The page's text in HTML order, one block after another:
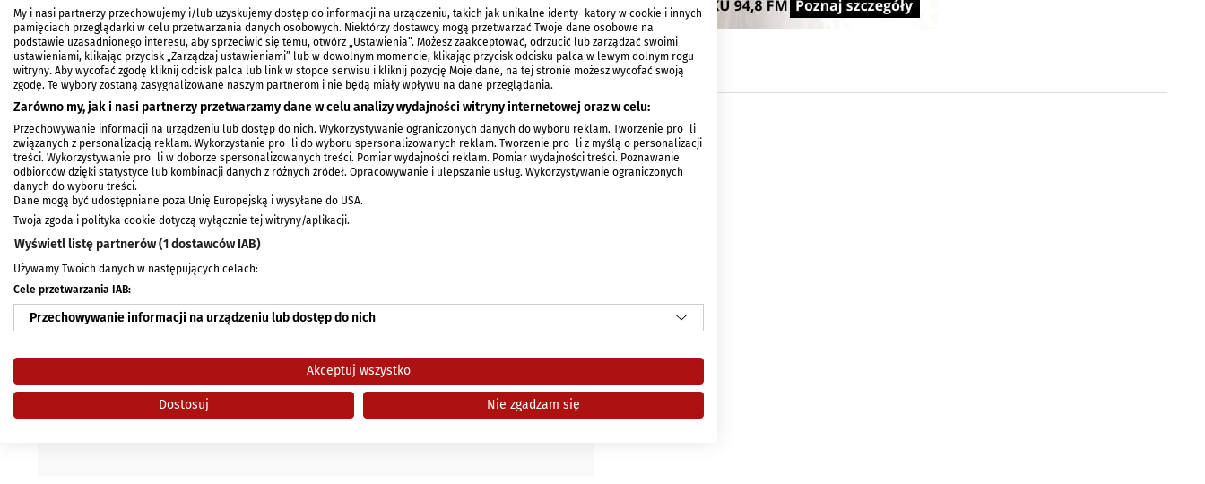
Strona główna Ogłoszenia
OGŁOSZENIA
Usuwanie ogłoszenia
Ogłoszenie może usunąć wyłącznie ogłoszeniodawca.
Aby usunąć ogłoszenie podaj ID ogłoszenia oraz dane do logowania.
ID Ogłoszenia
Nazwa użytkownika (login)
USUŃ Zresetuj hasło
My i nasi partnerzy przechowujemy i/lub uzyskujemy dostęp do informacji na urządzeniu, takich jak unikalne identyfikatory w cookie i innych
pamięciach przeglądarki w celu przetwarzania danych osobowych. Niektórzy dostawcy mogą przetwarzać Twoje dane osobowe na
podstawie uzasadnionego interesu, aby sprzeciwić się temu, otwórz „Ustawienia”. Możesz zaakceptować, odrzucić lub zarządzać swoimi
ustawieniami, klikając przycisk „Zarządzaj ustawieniami” lub w dowolnym momencie, klikając przycisk odcisku palca w lewym dolnym rogu
witryny. Aby wycofać zgodę kliknij odcisk palca lub link w stopce serwisu i kliknij pozycję Moje dane, na tej stronie możesz wycofać swoją
zgodę. Te wybory zostaną zasygnalizowane naszym partnerom i nie będą miały wpływu na dane przeglądania.
Zarówno my, jak i nasi partnerzy przetwarzamy dane w celu analizy wydajności witryny internetowej oraz w celu:
Przechowywanie informacji na urządzeniu lub dostęp do nich. Wykorzystywanie ograniczonych danych do wyboru reklam. Tworzenie profili
związanych z personalizacją reklam. Wykorzystanie profili do wyboru spersonalizowanych reklam. Tworzenie profili z myślą o personalizacji
treści. Wykorzystywanie profili w doborze spersonalizowanych treści. Pomiar wydajności reklam. Pomiar wydajności treści. Poznawanie
odbiorców dzięki statystyce lub kombinacji danych z różnych źródeł. Opracowywanie i ulepszanie usług. Wykorzystywanie ograniczonych
danych do wyboru treści.
Dane mogą być udostępniane poza Unię Europejską i wysyłane do USA.
Twoja zgoda i polityka cookie dotyczą wyłącznie tej witryny/aplikacji.
Wyświetl listę partnerów (1 dostawców IAB)
Używamy Twoich danych w następujących celach:
Cele przetwarzania IAB:
Przechowywanie informacji na urządzeniu lub dostęp do nich
Wykorzystywanie ograniczonych danych do wyboru reklam
Tworzenie profili w celu spersonalizowanych reklam
Akceptuj wszystko
Dostosuj Nie zgadzam się